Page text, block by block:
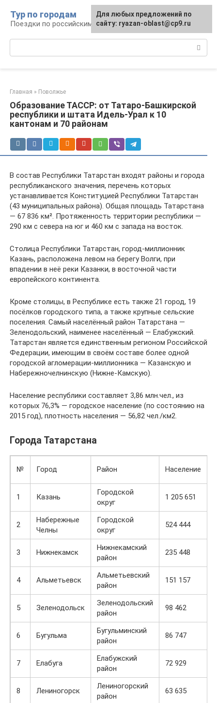
контенту
Тур по городам
Поездки по российским городам
Главная » Поволжье
Образование ТАССР: от Татаро-Башкирской
республики и штата Идель-Урал к 10
кантонам и 70 районам
В состав Республики Татарстан входят районы и города
республиканского значения, перечень которых
устанавливается Конституцией Республики Татарстан
(43 муниципальных района). Общая площадь Татарстана
— 67 836 км². Протяженность территории республики —
290 км с севера на юг и 460 км с запада на восток.
Столица Республики Татарстан, город-миллионник
Казань, расположена левом на берегу Волги, при
впадении в неё реки Казанки, в восточной части
европейского континента.
Кроме столицы, в Республике есть также 21 город, 19
посёлков городского типа, а также крупные сельские
поселения. Самый населённый район Татарстана —
Зеленодольский, наименее населённый — Елабужский.
Татарстан является единственным регионом Российской
Федерации, имеющим в своём составе более одной
городской агломерации-миллионника — Казанскую и
Набережночелнинскую (Нижне-Камскую).
Население республики составляет 3,86 млн.чел., из
которых 76,3% — городское население (по состоянию на
2015 год), плотность населения — 56,82 чел./км2.
Города Татарстана
№ Город Район Население
1 Казань
Городской
округ
1 205 651
2
Набережные
Челны
Городской
округ
524 444
3 Нижнекамск
Нижнекамский
район
235 448
4 Альметьевск
Альметьевский
район
151 157
5 Зеленодольск
Зеленодольский
район
98 462
6 Бугульма
Бугульминский
район
86 747
7 Елабуга
Елабужский
район
72 929
8 Лениногорск
Лениногорский
район
63 635
Для любых предложений по
сайту: ryazan-oblast@cp9.ru